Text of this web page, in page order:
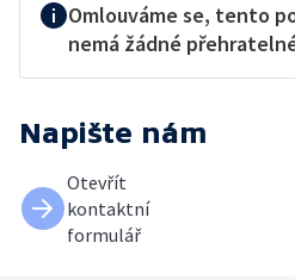
Omlouváme se, tento
nemá žádné
Napište nám
Otevřít
kontaktní
formulář